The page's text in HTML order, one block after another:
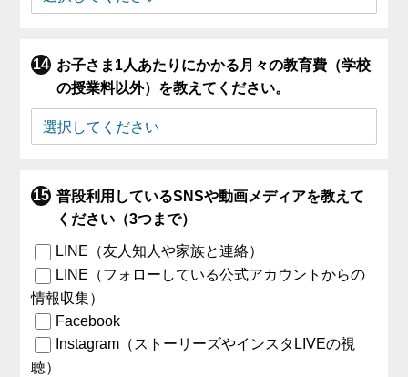
お子さま1人あたりにかかる月々の教育費（学校
の授業料以外）を教えてください。
普段利用しているSNSや動画メディアを教えて
ください（3つまで）
LINE（友人知人や家族と連絡）
LINE（フォローしている公式アカウントからの
情報収集）
Facebook
Instagram（ストーリーズやインスタLIVEの視
聴）